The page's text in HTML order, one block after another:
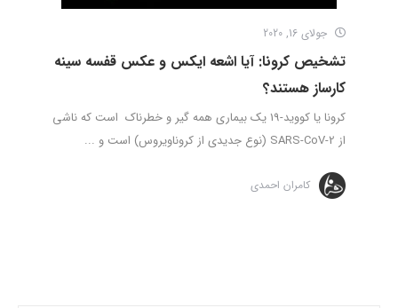
جولای 16, 2020
تشخیص کرونا: آیا اشعه ایکس و عکس قفسه سینه
کارساز هستند؟
کرونا یا کووید-19 یک بیماری همه گیر و خطرناک است که ناشی
از SARS-CoV-2 (نوع جدیدی از کروناویروس) است و ...
کامران احمدی